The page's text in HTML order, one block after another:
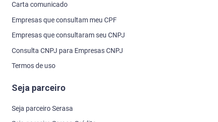
Carta comunicado
Empresas que consultam meu CPF
Empresas que consultaram seu CNPJ
Consulta CNPJ para Empresas CNPJ
Termos de uso
Seja parceiro
Seja parceiro Serasa